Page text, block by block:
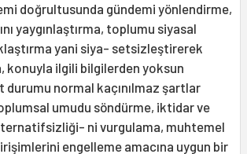
doğrultusunda gündemi yönlendirme,
yaygınlaştırma, toplumu siyasal
yani siya- setsizleştirerek
konuyla ilgili bilgilerden yoksun
durumu normal kaçınılmaz şartlar
umudu söndürme, iktidar ve
ni vurgulama, muhtemel
engelleme amacına uygun bir